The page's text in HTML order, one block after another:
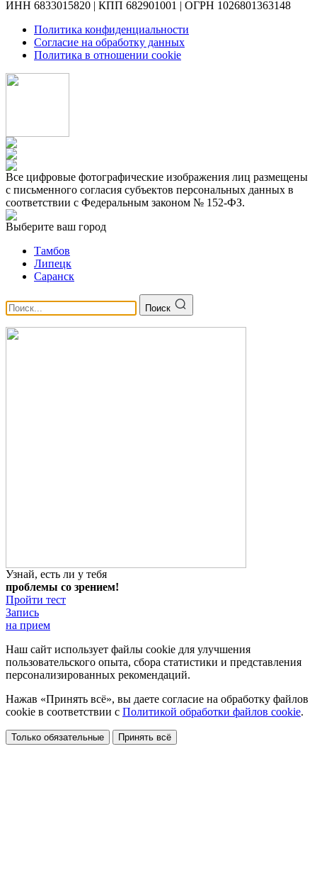
ИНН 6833015820 | КПП 682901001 | ОГРН 1026801363148
Политика конфиденциальности
Согласие на обработку данных
Политика в отношении cookie
Все цифровые фотографические изображения лиц размещены
с письменного согласия субъектов персональных данных в
соответствии с Федеральным законом № 152-ФЗ.
Выберите ваш город
Тамбов
Липецк
Саранск
Поиск
Узнай, есть ли у тебя
проблемы со зрением!
Пройти тест
Запись
на прием
Наш сайт использует файлы cookie для улучшения
пользовательского опыта, сбора статистики и представления
персонализированных рекомендаций.
Нажав «Принять всё», вы даете согласие на обработку файлов
cookie в соответствии с Политикой обработки файлов cookie.
Только обязательные Принять всё